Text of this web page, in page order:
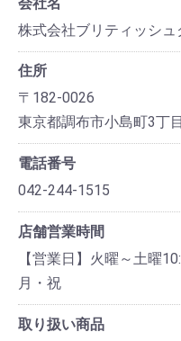
株式会社ブリティッシ
住所
〒182-0026
東京都調布市小島町3丁
電話番号
042-244-1515
店舗営業時間
【営業日】火曜～土曜
月・祝
取り扱い商品